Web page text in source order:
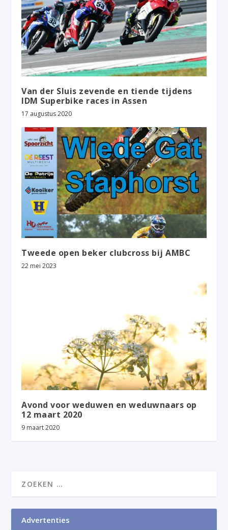
Van der Sluis zevende en tiende tijdens
IDM Superbike races in Assen
17 augustus 2020
Tweede open beker clubcross bij AMBC
22 mei 2023
Avond voor weduwen en weduwnaars op
12 maart 2020
9 maart 2020
Advertenties